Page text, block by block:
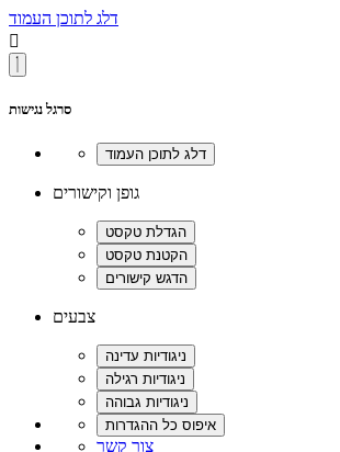
דלג לתוכן העמוד

סרגל נגישות
גופן וקישורים
צבעים
צור קשר